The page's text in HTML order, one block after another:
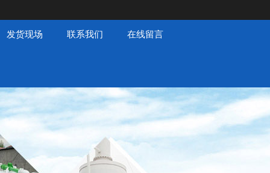
发货现场 联系我们 在线留言